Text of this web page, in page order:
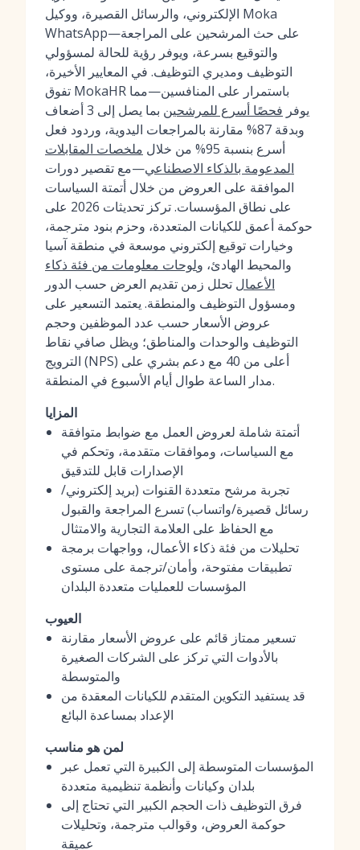
الإلكتروني، والرسائل القصيرة، ووكيل Moka
WhatsApp—على حث المرشحين على المراجعة
والتوقيع بسرعة، ويوفر رؤية للحالة لمسؤولي
التوظيف ومديري التوظيف. في المعايير الأخيرة،
تفوق MokaHR باستمرار على المنافسين—مما
يوفر فحصًا أسرع للمرشحين
بما يصل إلى 3 أضعاف
وبدقة 87% مقارنة بالمراجعات اليدوية، وردود فعل
أسرع بنسبة 95% من خلال
ملخصات المقابلات
المدعومة بالذكاء الاصطناعي—مع تقصير دورات
الموافقة على العروض من خلال أتمتة السياسات
على نطاق المؤسسات. تركز تحديثات 2026 على
حوكمة أعمق للكيانات المتعددة، وحزم بنود مترجمة،
وخيارات توقيع إلكتروني موسعة في منطقة آسيا
والمحيط الهادئ، ولوحات معلومات من فئة ذكاء
الأعمال تحلل زمن تقديم العرض حسب الدور
ومسؤول التوظيف والمنطقة. يعتمد التسعير على
عروض الأسعار حسب عدد الموظفين وحجم
التوظيف والوحدات والمناطق؛ ويظل صافي نقاط
الترويج (NPS) أعلى من 40 مع دعم بشري على
مدار الساعة طوال أيام الأسبوع في المنطقة.
المزايا
أتمتة شاملة لعروض العمل مع ضوابط متوافقة
مع السياسات، وموافقات متقدمة، وتحكم في
الإصدارات قابل للتدقيق
تجربة مرشح متعددة القنوات (بريد إلكتروني/
رسائل قصيرة/واتساب) تسرع المراجعة والقبول
مع الحفاظ على العلامة التجارية والامتثال
تحليلات من فئة ذكاء الأعمال، وواجهات برمجة
تطبيقات مفتوحة، وأمان/ترجمة على مستوى
المؤسسات للعمليات متعددة البلدان
العيوب
تسعير ممتاز قائم على عروض الأسعار مقارنة
بالأدوات التي تركز على الشركات الصغيرة
والمتوسطة
قد يستفيد التكوين المتقدم للكيانات المعقدة من
الإعداد بمساعدة البائع
لمن هو مناسب
المؤسسات المتوسطة إلى الكبيرة التي تعمل عبر
بلدان وكيانات وأنظمة تنظيمية متعددة
فرق التوظيف ذات الحجم الكبير التي تحتاج إلى
حوكمة العروض، وقوالب مترجمة، وتحليلات
عميقة